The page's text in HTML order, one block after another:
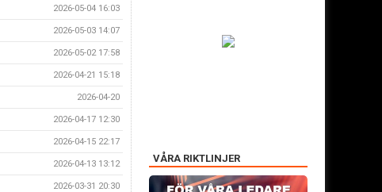
2026-05-04 16:03
2026-05-03 14:07
2026-05-02 17:58
2026-04-21 15:18
2026-04-20
2026-04-17 12:30
2026-04-15 22:17
2026-04-13 13:12
2026-03-31 20:30
VÅRA RIKTLINJER